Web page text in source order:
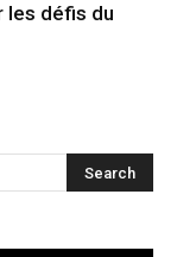
les défis du